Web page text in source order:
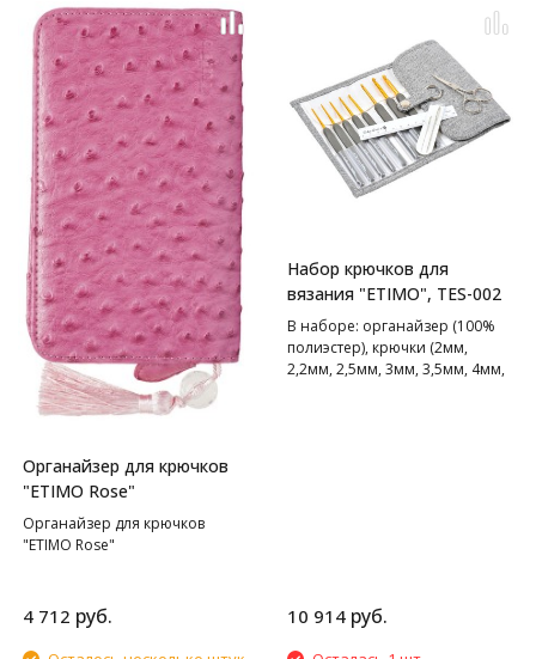
Органайзер для крючков
"ETIMO Rose"
Органайзер для крючков
"ETIMO Rose"
4 712 руб.
Набор крючков для
вязания "ETIMO", TES-002
В наборе: органайзер (100%
полиэстер), крючки (2мм,
2,2мм, 2,5мм, 3мм, 3,5мм, 4мм,
10 914 руб.